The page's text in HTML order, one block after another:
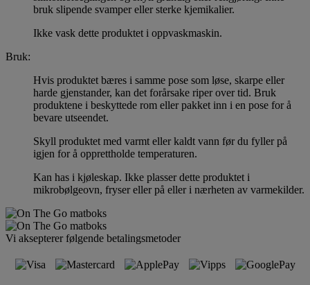
bruk slipende svamper eller sterke kjemikalier.
Ikke vask dette produktet i oppvaskmaskin.
Bruk:
Hvis produktet bæres i samme pose som løse, skarpe eller
harde gjenstander, kan det forårsake riper over tid. Bruk
produktene i beskyttede rom eller pakket inn i en pose for å
bevare utseendet.
Skyll produktet med varmt eller kaldt vann før du fyller på
igjen for å opprettholde temperaturen.
Kan has i kjøleskap. Ikke plasser dette produktet i
mikrobølgeovn, fryser eller på eller i nærheten av varmekilder.
Vi aksepterer følgende betalingsmetoder